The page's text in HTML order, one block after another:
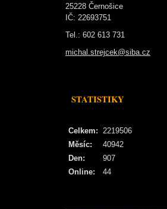
25228 Černošice
IČ: 22693751
Tel.: 602 613 731
michal.strejcek@siba.cz
STATISTIKY
Online: 44
Celkem: 2219506
Měsíc:
40942
Den:
907